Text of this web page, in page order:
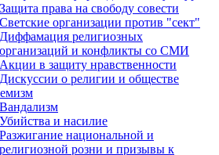
Защита права на свободу совести
Светские организации против "сект"
Диффамация религиозных
организаций и конфликты со СМИ
Акции в защиту нравственности
Дискуссии о религии и обществе
Вандализм
Убийства и насилие
Разжигание национальной и
религиозной розни и призывы к